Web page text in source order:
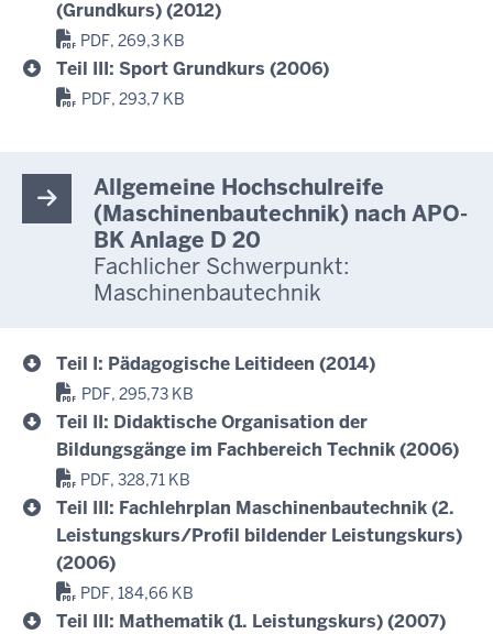
(Grundkurs) (2012)
PDF, 269,3 KB
Teil III: Sport Grundkurs (2006)
PDF, 293,7 KB
Allgemeine Hochschulreife
(Maschinenbautechnik) nach APO-
BK Anlage D 20
Fachlicher Schwerpunkt:
Maschinenbautechnik
Teil I: Pädagogische Leitideen (2014)
PDF, 295,73 KB
Teil II: Didaktische Organisation der
Bildungsgänge im Fachbereich Technik (2006)
PDF, 328,71 KB
Teil III: Fachlehrplan Maschinenbautechnik (2.
Leistungskurs/Profil bildender Leistungskurs)
(2006)
PDF, 184,66 KB
Teil III: Mathematik (1. Leistungskurs) (2007)